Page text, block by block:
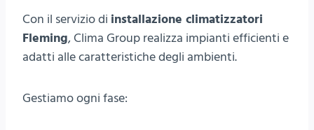
Con il servizio di installazione climatizzatori
Fleming, Clima Group realizza impianti efficienti e
adatti alle caratteristiche degli ambienti.
Gestiamo ogni fase: